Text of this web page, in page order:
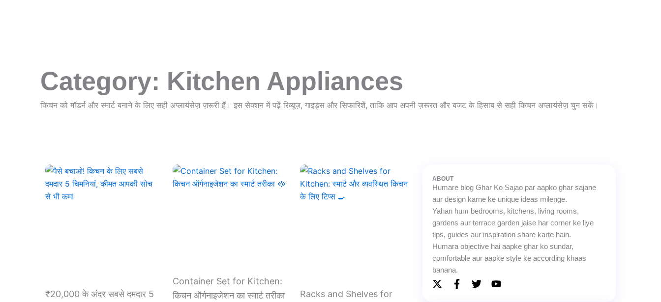
Category: Kitchen Appliances
किचन को मॉडर्न और स्मार्ट बनाने के लिए सही अप्लायंसेज़ ज़रूरी हैं। इस सेक्शन में पढ़ें रिव्यूज़, गाइड्स और सिफारिशें, ताकि आप अपनी ज़रूरत और बजट के हिसाब से सही किचन अप्लायंसेज़ चुन सकें।
₹20,000 के अंदर सबसे दमदार 5
Container Set for Kitchen:
किचन ऑर्गनाइजेशन का स्मार्ट तरीका
Racks and Shelves for
ABOUT
Humare blog Ghar Ko Sajao par aapko ghar sajane
aur design karne ke unique ideas milenge.
Yahan hum bedrooms, kitchens, living rooms,
gardens aur terrace garden jaise har corner ke liye
tips, guides aur inspiration share karte hain.
Humara objective hai aapke ghar ko sundar,
comfortable aur aapke style ke according khaas
banana.
X
F
T
Y